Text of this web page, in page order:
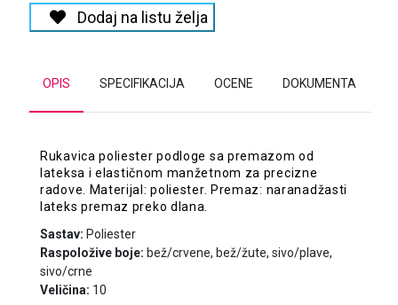
Dodaj na listu želja
OPIS SPECIFIKACIJA OCENE DOKUMENTA
Rukavica poliester podloge sa premazom od
lateksa i elastičnom manžetnom za precizne
radove. Materijal: poliester. Premaz: naranadžasti
lateks premaz preko dlana.
Sastav: Poliester
Raspoložive boje: bež/crvene, bež/žute, sivo/plave,
sivo/crne
Veličina: 10